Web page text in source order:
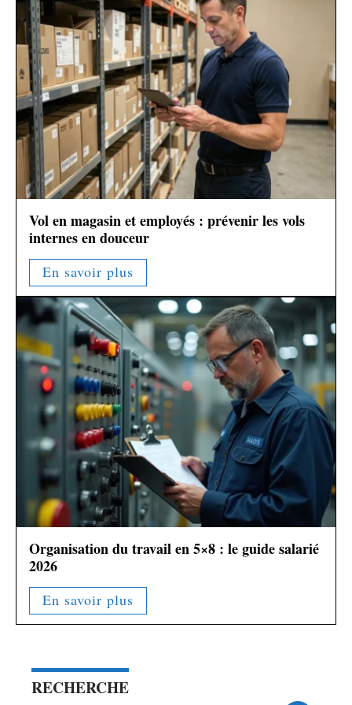
Vol en magasin et employés : prévenir les vols
internes en douceur
En savoir plus
Organisation du travail en 5×8 : le guide salarié
2026
En savoir plus
RECHERCHE